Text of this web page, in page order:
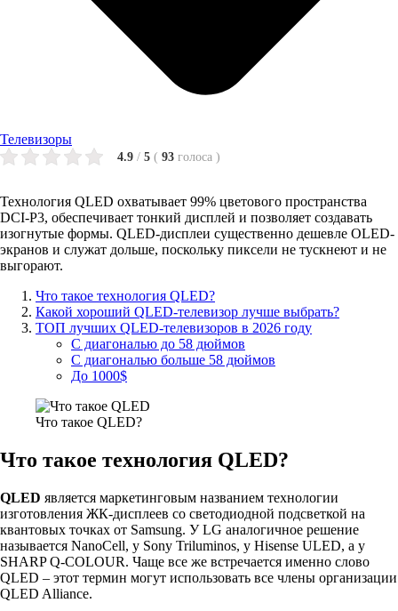
Телевизоры
4.9 / 5 ( 93 голоса )
Технология QLED охватывает 99% цветового пространства
DCI-P3, обеспечивает тонкий дисплей и позволяет создавать
изогнутые формы. QLED-дисплеи существенно дешевле OLED-
экранов и служат дольше, поскольку пиксели не тускнеют и не
выгорают.
Что такое технология QLED?
Какой хороший QLED-телевизор лучше выбрать?
ТОП лучших QLED-телевизоров в 2026 году
С диагональю до 58 дюймов
С диагональю больше 58 дюймов
До 1000$
Что такое QLED?
Что такое технология QLED?
QLED является маркетинговым названием технологии
изготовления ЖК-дисплеев со светодиодной подсветкой на
квантовых точках от Samsung. У LG аналогичное решение
называется NanoCell, у Sony Triluminos, у Hisense ULED, а у
SHARP Q-COLOUR. Чаще все же встречается именно слово
QLED – этот термин могут использовать все члены организации
QLED Alliance.